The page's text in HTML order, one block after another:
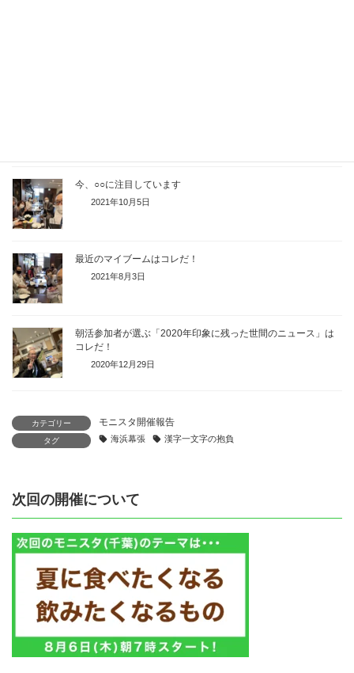
今、○○に注目しています
2021年10月5日
最近のマイブームはコレだ！
2021年8月3日
朝活参加者が選ぶ「2020年印象に残った世間のニュース」は
コレだ！
2020年12月29日
カテゴリー モニスタ開催報告
タグ 海浜幕張 漢字一文字の抱負
次回の開催について